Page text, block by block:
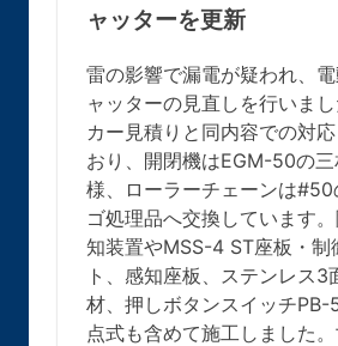
ャッターを更新
雷の影響で漏電が疑われ、
ャッターの見直しを行いま
カー見積りと同内容での対
おり、開閉機はEGM-50の
様、ローラーチェーンは#50
ゴ処理品へ交換しています
知装置やMSS-4 ST座板・制
ト、感知座板、ステンレス3
材、押しボタンスイッチPB-
点式も含めて施工しました